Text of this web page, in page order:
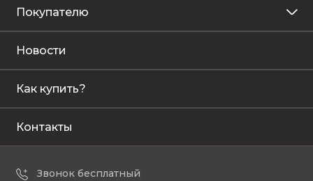
Покупателю
Новости
Как купить?
Контакты
Звонок бесплатный